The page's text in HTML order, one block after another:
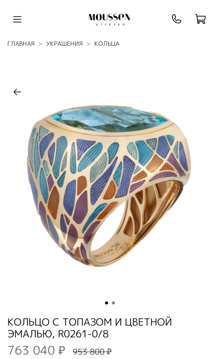
ГЛАВНАЯ УКРАШЕНИЯ КОЛЬЦА
КОЛЬЦО С ТОПАЗОМ И ЦВЕТНОЙ
ЭМАЛЬЮ, R0261-0/8
763 040 ₽ 953 800 ₽